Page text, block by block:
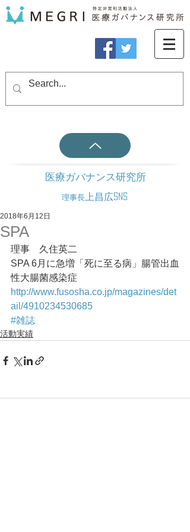
医療ガバナンス研究所
理事長 上昌広SNS
SPA
2018年6月12日
理事　久住英二
SPA 6月に急増「死に至る病」腸管出血
性大腸菌感染症
http://www.fusosha.co.jp/magazines/det
ail/4910234530685
#雑誌
活動実績